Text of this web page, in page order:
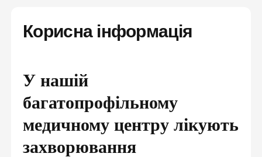
Корисна інформація
У нашій
багатопрофільному
медичному центру лікують
захворювання